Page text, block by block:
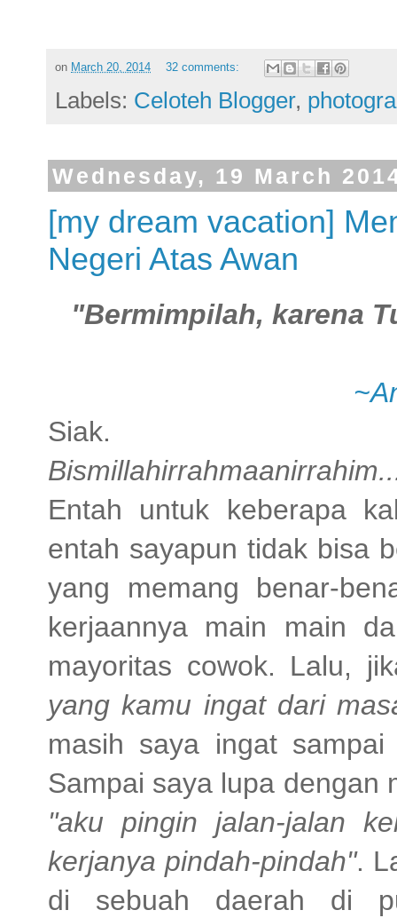
on March 20, 2014 32 comments:
Labels: Celoteh Blogger,
Wednesday, 19 March
[my dream vacation]
Negeri Atas Awan
"Bermimpilah, karena
Siak.
Entah untuk keberapa
entah sayapun tidak bisa
yang memang benar-
kerjaannya main main
mayoritas cowok. Lalu,
yang kamu ingat dari
masih saya ingat
Sampai saya lupa dengan
"aku pingin jalan-jalan
kerjanya pindah-pindah".
di sebuah daerah di